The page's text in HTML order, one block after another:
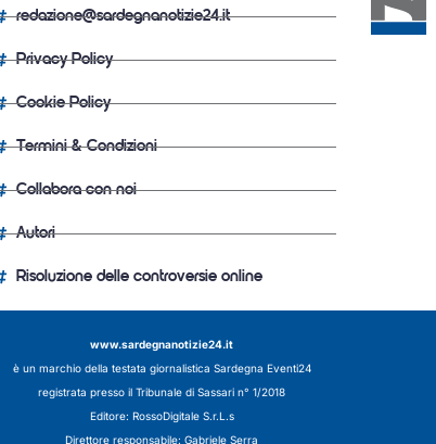
redazione@sardegnanotizie24.it
Privacy Policy
Cookie Policy
Termini & Condizioni
Collabora con noi
Autori
Risoluzione delle controversie online
www.sardegnanotizie24.it
è un marchio della testata giornalistica Sardegna Eventi24
registrata presso il Tribunale di Sassari n° 1/2018
Editore: RossoDigitale S.r.L.s
Direttore responsabile: Gabriele Serra